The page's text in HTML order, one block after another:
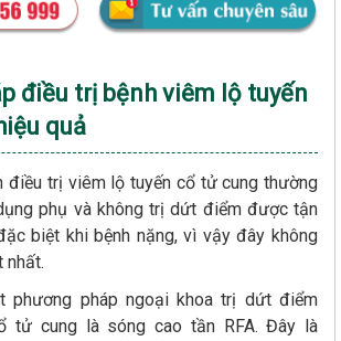
điều trị bệnh viêm lộ tuyến
quả
điều trị viêm lộ tuyến cổ tử cung thường
phụ và không trị dứt điểm được tận
biệt khi bệnh nặng, vì vậy đây không
nhất.
phương pháp ngoại khoa trị dứt điểm
tử cung là sóng cao tần RFA. Đây là